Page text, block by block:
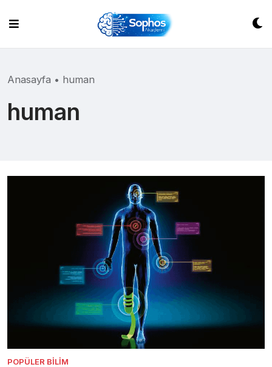
content
Anasayfa • human
human
POPÜLER BILIM